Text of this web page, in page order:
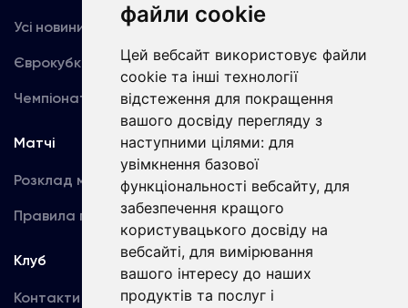
файли cookie
Цей вебсайт використовує файли
cookie та інші технології
відстеження для покращення
вашого досвіду перегляду з
наступними цілями: для
увімкнення базової
функціональності вебсайту, для
забезпечення кращого
користувацького досвіду на
вебсайті, для вимірювання
вашого інтересу до наших
продуктів та послуг і
Усі новини
Єврокубки
Чемпіонат України
Динамо TV
Фотогалерея
Акредитація
Матчі
Розклад матчів
Правила поведінки
Команда
Перша команда
U19
Клуб
Контакти